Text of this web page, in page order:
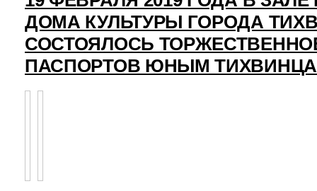
ДОМА КУЛЬТУРЫ ГОРОДА
СОСТОЯЛОСЬ
ПАСПОРТОВ ЮНЫМ